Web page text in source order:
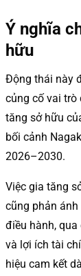
Ý nghĩa
hữu
Động thái này
củng cố vai trò
tăng sở hữu
bối cảnh
2026–2030.
Việc gia tăng
cũng phản
điều hành,
và lợi ích tài
hiệu cam kết